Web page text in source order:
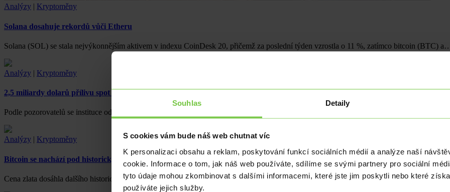
Souhlas Detaily
S cookies vám bude náš web chutnat víc
K personalizaci obsahu a reklam, poskytování funkcí sociálních médií a analýze naší
cookie. Informace o tom, jak náš web používáte, sdílíme se svými partnery pro sociální
tyto údaje mohou zkombinovat s dalšími informacemi, které jste jim poskytli nebo které
používáte jejich služby.
Analýzy | Kryptoměny
Solana dosahuje rekordů vůči Etheru
Solana (SOL) se stala nejvýkonnějším aktivem v indexu CoinDesk 20, přičemž za poslední týden vzrostla o 11 %, zatímco bitcoin (BTC)
Analýzy | Kryptoměny
2,5 miliardy dolarů přílivu spot BTC ETF ukazuje na bull-run sentiment
Podle pozorovatelů se instituce odklánějí od tradiční arbitráže hotovosti a směrují k Bull-run trhu. S přílivem téměř 2,5 miliardy dolarů…
Analýzy Kryptoměny
Bitcoin se nachází pod historickým maximem
Cena zlata dosáhla dalšího historického maxima a překonala hranici 2 700 dolarů za unci, zatímco S&P 500 vzrostl nad 5 870 bodů.